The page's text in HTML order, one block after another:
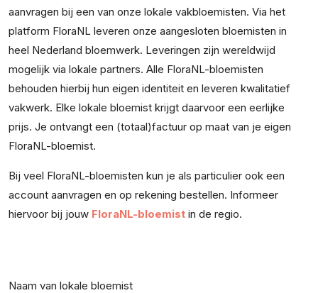
aanvragen bij een van onze lokale vakbloemisten. Via het
platform FloraNL leveren onze aangesloten bloemisten in
heel Nederland bloemwerk. Leveringen zijn wereldwijd
mogelijk via lokale partners. Alle FloraNL-bloemisten
behouden hierbij hun eigen identiteit en leveren kwalitatief
vakwerk. Elke lokale bloemist krijgt daarvoor een eerlijke
prijs. Je ontvangt een (totaal)factuur op maat van je eigen
FloraNL-bloemist.
Bij veel FloraNL-bloemisten kun je als particulier ook een
account aanvragen en op rekening bestellen. Informeer
hiervoor bij jouw FloraNL-bloemist in de regio.
Naam van lokale bloemist